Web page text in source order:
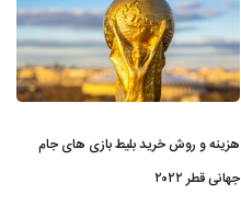
هزینه و روش خرید بلیط بازی های جام
جهانی قطر ۲۰۲۲